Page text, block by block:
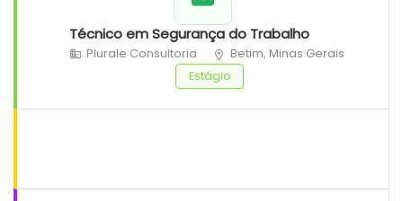
Técnico em Segurança do Trabalho
Plurale Consultoria Betim, Minas Gerais
Estágio